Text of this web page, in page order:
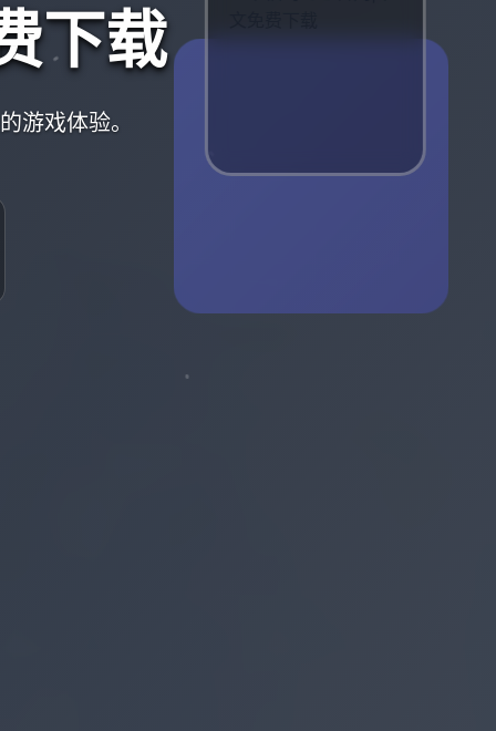
下载
游戏体验。